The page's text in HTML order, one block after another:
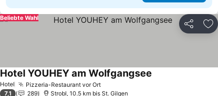
Teilen
Beliebte Wahl
Hotel Pizzeria-Restaurant vor OrtPreise sehen
Hotel YOUHEY am Wolfgangsee
7,1 289 Strobl, 10.5 km bis St. Gilgen